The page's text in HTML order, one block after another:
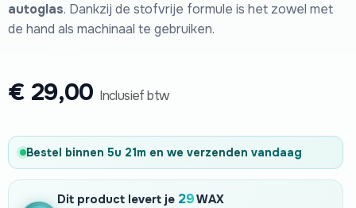
autoglas. Dankzij de stofvrije formule is het zowel met
de hand als machinaal te gebruiken.
€ 29,00 Inclusief btw
Bestel binnen 5u 21m en we verzenden vandaag
Dit product levert je 29WAX